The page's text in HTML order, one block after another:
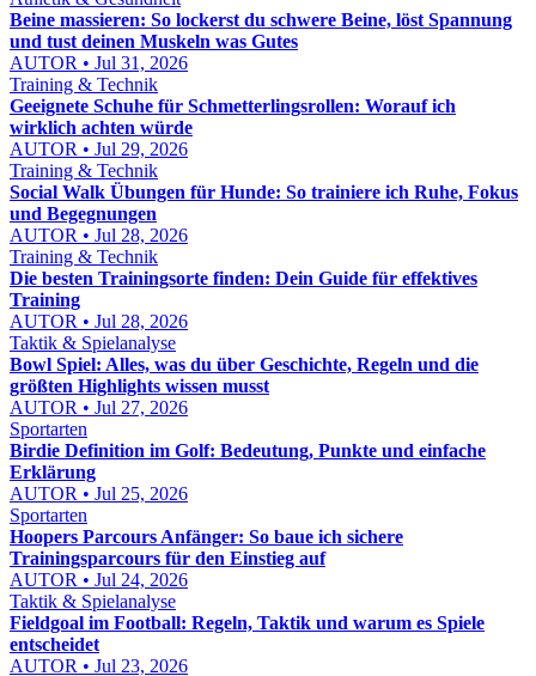
Beine massieren: So lockerst du schwere Beine, löst Spannung
und tust deinen Muskeln was Gutes
AUTOR • Jul 31, 2026
Training & Technik
Geeignete Schuhe für Schmetterlingsrollen: Worauf ich
wirklich achten würde
AUTOR • Jul 29, 2026
Training & Technik
Social Walk Übungen für Hunde: So trainiere ich Ruhe, Fokus
und Begegnungen
AUTOR • Jul 28, 2026
Training & Technik
Die besten Trainingsorte finden: Dein Guide für effektives
Training
AUTOR • Jul 28, 2026
Taktik & Spielanalyse
Bowl Spiel: Alles, was du über Geschichte, Regeln und die
größten Highlights wissen musst
AUTOR • Jul 27, 2026
Sportarten
Birdie Definition im Golf: Bedeutung, Punkte und einfache
Erklärung
AUTOR • Jul 25, 2026
Sportarten
Hoopers Parcours Anfänger: So baue ich sichere
Trainingsparcours für den Einstieg auf
AUTOR • Jul 24, 2026
Taktik & Spielanalyse
Fieldgoal im Football: Regeln, Taktik und warum es Spiele
entscheidet
AUTOR • Jul 23, 2026